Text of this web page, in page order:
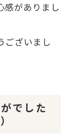
感がありまし
ございまし
でした